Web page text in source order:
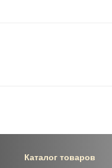
Каталог товаров